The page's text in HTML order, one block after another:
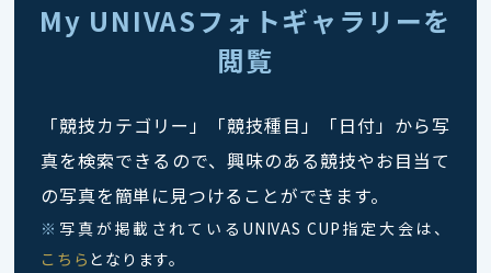
My UNIVASフォトギャラリーを
閲覧
「競技カテゴリー」「競技種目」「日付」から写
真を検索できるので、興味のある競技やお目当て
の写真を簡単に見つけることができます。
※ 写真が掲載されているUNIVAS CUP指定大会は、
こちら となります。